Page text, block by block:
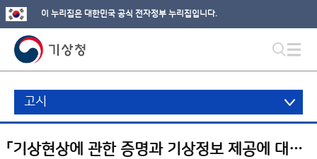
이 누리집은 대한민국 공식 전자정부 누리집입니다.
고시
「기상현상에 관한 증명과 기상정보 제공에 대한 수수료」 일부개정